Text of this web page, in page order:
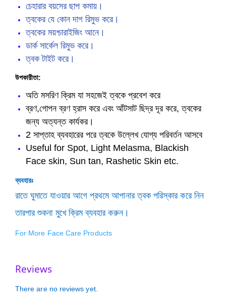
চেহারার বয়সের ছাপ কমায়।
ত্বকের যে কোন দাগ রিমুভ করে।
ত্বকের ময়শ্চারাইজিং আনে।
ডার্ক সার্কেল রিমুভ করে।
ত্বক টাইট করে।
উপকারীতা:
অতি মসরিণ ক্রিম যা সহজেই ত্বকে প্রবেশ করে
ব্রণ,গোপন ব্রণ হ্রাস করে এবং আঁটসাট ছিদ্র দূর করে, ত্বকের
জন্য অত্যন্ত কার্যকর।
2 সাপ্তাহ ব্যবহারের পরে ত্বকে উল্লেখ যোগ্য পরিবর্তন আসবে
Useful for Spot, Light Melasma, Blackish
Face skin, Sun tan, Rashetic Skin etc.
ব্যবহারঃ
রাতে ঘুমাতে যাওয়ার আগে প্রথমে আপানার ত্বক পরিস্কার করে নিন
তারপার শুকনা মুখে ক্রিম ব্যবহার করুন।
For More Face Care Products
Reviews
There are no reviews yet.